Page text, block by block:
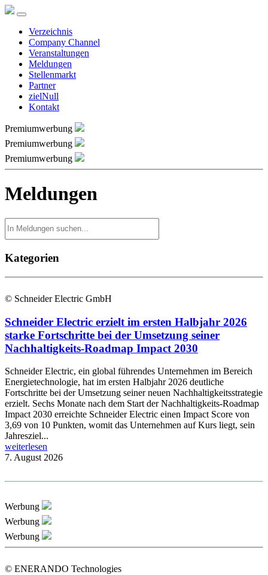
Verzeichnis
Company Channel
Veranstaltungen
Meldungen
Stellenmarkt
Partner
zielNull
Kontakt
Premiumwerbung
Premiumwerbung
Premiumwerbung
Meldungen
Kategorien
© Schneider Electric GmbH
Schneider Electric erzielt im ersten Halbjahr 2026
starke Fortschritte bei der Umsetzung seiner
Nachhaltigkeits-Roadmap Impact 2030
Schneider Electric, ein global führendes Unternehmen im Bereich
Energietechnologie, hat im ersten Halbjahr 2026 deutliche
Fortschritte bei der Umsetzung seiner neuen Nachhaltigkeitsstrategie
erzielt. Sechs Monate nach dem Start der Nachhaltigkeits-Roadmap
Impact 2030 erreichte Schneider Electric einen Impact Score von
3,69 von 10 Punkten, womit das Unternehmen auf Kurs liegt, sein
Jahresziel...
weiterlesen
7. August 2026
Werbung
Werbung
Werbung
© ENERANDO Technologies